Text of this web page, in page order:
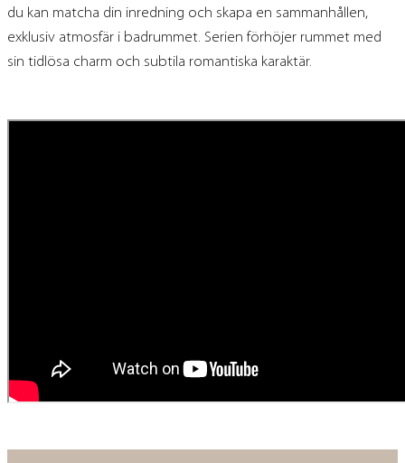
du kan matcha din inredning och skapa en sammanhållen,
exklusiv atmosfär i badrummet. Serien förhöjer rummet med
sin tidlösa charm och subtila romantiska karaktär.